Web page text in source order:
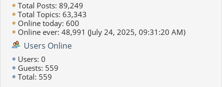
Total Posts: 89,249
Total Topics: 63,343
Online today: 600
Online ever: 48,991 (July 24, 2025, 09:31:20 AM)
Users Online
Users: 0
Guests: 559
Total: 559